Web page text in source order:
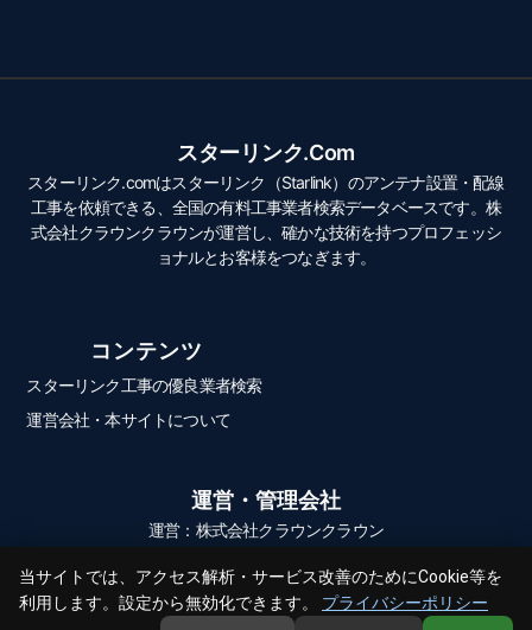
当サイトでは、アクセス解析・サービス改善のためにCookie等を
利用します。設定から無効化できます。
プライバシーポリシー
スターリンク.com
スターリンク.comはスターリンク（Starlink）のアンテナ設置・配線
工事を依頼できる、全国の有料工事業者検索データベースです。株
式会社クラウンクラウンが運営し、確かな技術を持つプロフェッシ
ョナルとお客様をつなぎます。
コンテンツ
スターリンク工事の優良業者検索
運営会社・本サイトについて
運営・管理会社
運営：株式会社クラウンクラウン
© 2026 スターリンク.com All Rights Reserved.